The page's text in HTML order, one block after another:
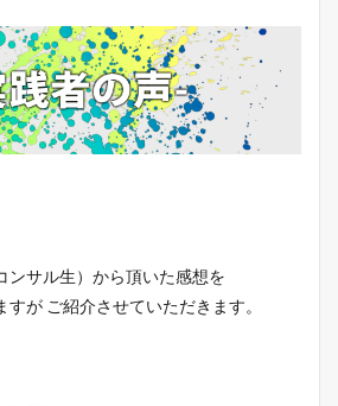
ンサル生）から頂いた感想を
すが ご紹介させていただきます。